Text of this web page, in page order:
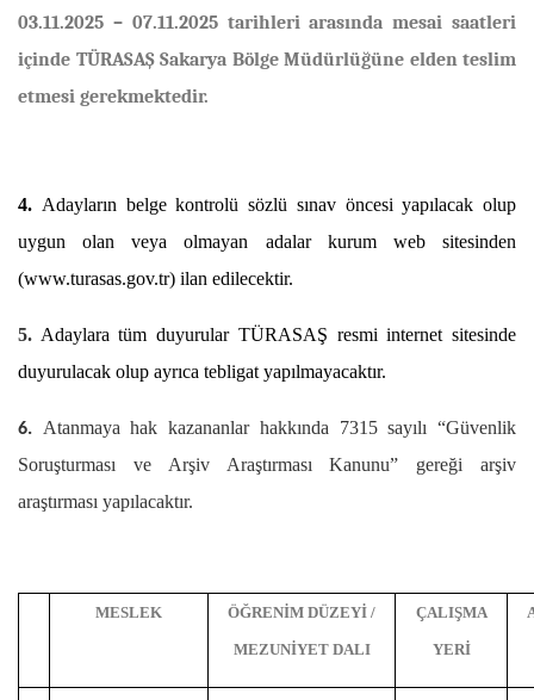
03.11.2025 – 07.11.2025 tarihleri arasında mesai saatleri
içinde TÜRASAŞ Sakarya Bölge Müdürlüğüne elden teslim
etmesi gerekmektedir.
4. Adayların belge kontrolü sözlü sınav öncesi yapılacak olup
uygun olan veya olmayan adalar kurum web sitesinden
(www.turasas.gov.tr) ilan edilecektir.
5. Adaylara tüm duyurular TÜRASAŞ resmi internet sitesinde
duyurulacak olup ayrıca tebligat yapılmayacaktır.
6. Atanmaya hak kazananlar hakkında 7315 sayılı “Güvenlik
Soruşturması ve Arşiv Araştırması Kanunu” gereği arşiv
araştırması yapılacaktır.
MESLEK ÖĞRENİM DÜZEYİ /
MEZUNİYET DALI
ÇALIŞMA
YERİ